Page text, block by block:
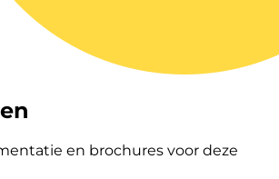
en brochures voor deze